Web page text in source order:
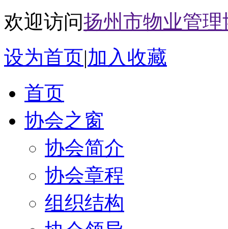
欢迎访问扬州市物业管理
设为首页|加入收藏
首页
协会之窗
协会简介
协会章程
组织结构